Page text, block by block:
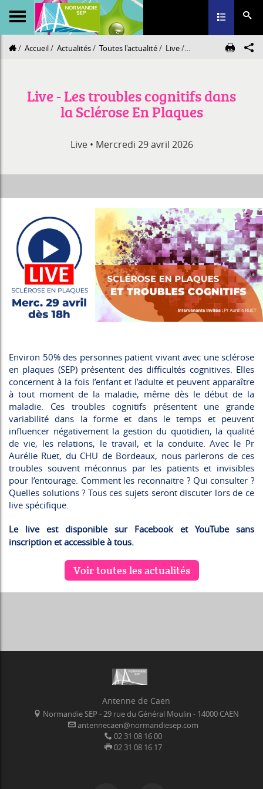
Toggle
Accueil Actualités Toutes l'actualité Live Live - Les troubles
Live - Les troubles cognitifs dans
la Sclérose En Plaques
Live • Mercredi 29 avril 2026
Environ 50% des personnes patient vivant avec une sclérose
en plaques (SEP) présentent des difficultés cognitives. Elles
concernent à la fois l’enfant et l’adulte et peuvent apparaître
à tout moment de la maladie, même dès le début de la
maladie. Ces troubles cognitifs présentent une grande
variabilité dans la forme et dans le temps et peuvent
influencer négativement la gestion du quotidien, la qualité
de vie, les relations, le travail, et la conduite. Avec le Pr
Aurélie Ruet, du CHU de Bordeaux, nous parlerons de ces
troubles souvent méconnus par les patients et invisibles
pour l’entourage. Comment les reconnaitre ? Qui consulter ?
Quelles solutions ? Tous ces sujets seront discuter lors de ce
live spécifique.
Le live est disponible sur Facebook et YouTube sans
inscription et accessible à tous.
Voir toutes les actualités
Antenne de Caen
Normandie SEP - 29 rue du Général Moulin - 14000 CAEN
antennecaen@normandiesep.com
02 31 08 16 00
02 31 08 16 17